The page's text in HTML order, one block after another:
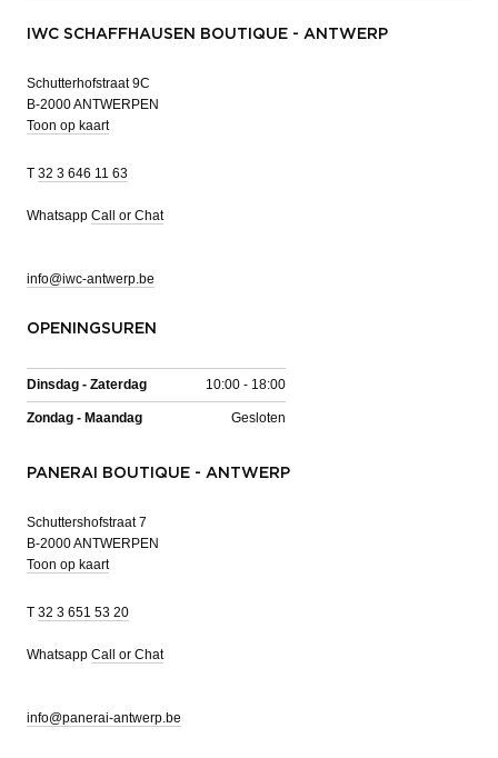
IWC SCHAFFHAUSEN BOUTIQUE - ANTWERP
Schutterhofstraat 9C
B-2000 ANTWERPEN
Toon op kaart
T 32 3 646 11 63
Whatsapp Call or Chat
info@iwc-antwerp.be
OPENINGSUREN
Dinsdag - Zaterdag 10:00 - 18:00
Zondag - Maandag Gesloten
PANERAI BOUTIQUE - ANTWERP
Schuttershofstraat 7
B-2000 ANTWERPEN
Toon op kaart
T 32 3 651 53 20
Whatsapp Call or Chat
info@panerai-antwerp.be